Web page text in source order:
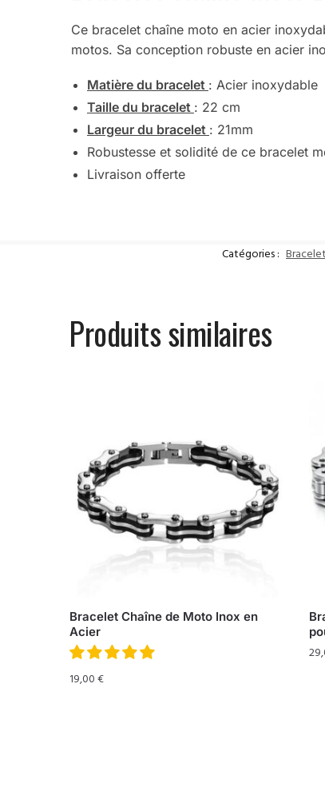
Ce bracelet chaîne moto en acier
motos. Sa conception robuste en acier
Matière du bracelet : Acier inoxydable
Taille du bracelet : 22 cm
Largeur du bracelet : 21mm
Robustesse et solidité de ce bracelet
Livraison offerte
Catégories :
Produits similaires
Bracelet Chaîne de Moto Inox en
Acier
19,00€